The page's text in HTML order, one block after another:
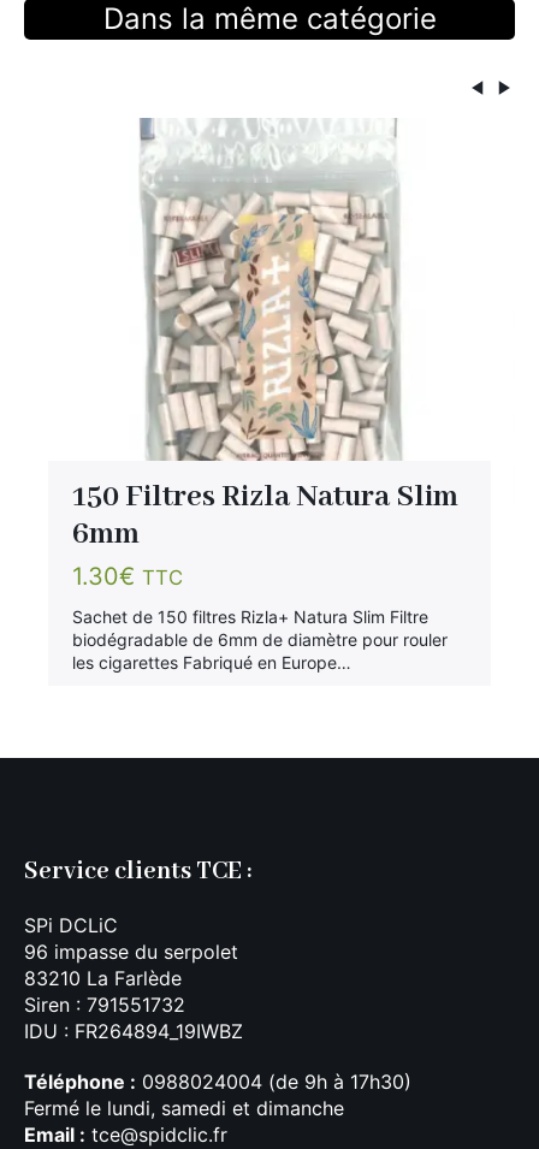
Dans la même catégorie
150 Filtres Rizla Natura Slim
6mm
1.30€ TTC
Sachet de 150 filtres Rizla+ Natura Slim Filtre
biodégradable de 6mm de diamètre pour rouler
les cigarettes Fabriqué en Europe…
Service clients TCE :
SPi DCLiC
96 impasse du serpolet
83210 La Farlède
Siren : 791551732
IDU : FR264894_19IWBZ
Téléphone : 0988024004 (de 9h à 17h30)
Fermé le lundi, samedi et dimanche
Email : tce@spidclic.fr